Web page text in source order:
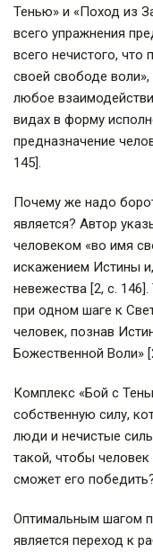
Тенью» и «Поход из
всего упражнения
всего нечистого, что
своей свободе
любое
видах в форму
предназначение
145].
Почему же надо
является? Автор
человеком «во имя
искажением Истины
невежества [2, с.
при одном шаге к
человек, познав
Божественной Воли»
Комплекс «Бой с
собственную силу,
люди и нечистые
такой, чтобы
сможет его
Оптимальным шагом
является переход к